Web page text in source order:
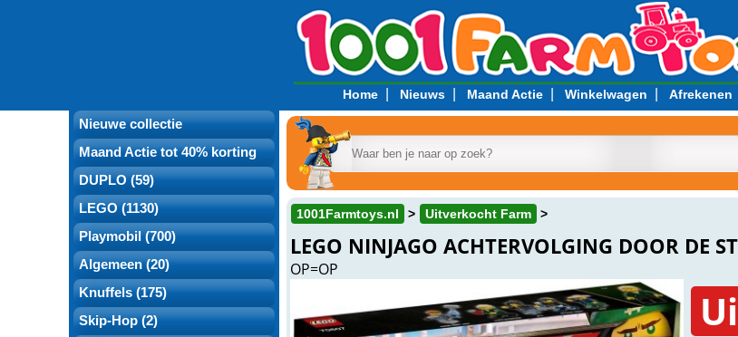
Home| Nieuws| Maand Actie| Winkelwagen Afrekenen
Nieuwe collectie
Maand Actie tot 40% korting
DUPLO (59)
LEGO (1130)
Playmobil (700)
Algemeen (20)
Knuffels (175)
Skip-Hop (2)
1001Farmtoys.nl Uitverkocht Farm
LEGO NINJAGO ACHTERVOLGING DOOR DE
OP=OP